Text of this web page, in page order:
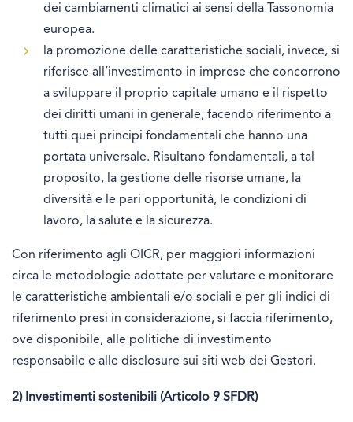
dei cambiamenti climatici ai sensi della Tassonomia
europea.
la promozione delle caratteristiche sociali, invece, si
riferisce all’investimento in imprese che concorrono
a sviluppare il proprio capitale umano e il rispetto
dei diritti umani in generale, facendo riferimento a
tutti quei principi fondamentali che hanno una
portata universale. Risultano fondamentali, a tal
proposito, la gestione delle risorse umane, la
diversità e le pari opportunità, le condizioni di
lavoro, la salute e la sicurezza.
Con riferimento agli OICR, per maggiori informazioni
circa le metodologie adottate per valutare e monitorare
le caratteristiche ambientali e/o sociali e per gli indici di
riferimento presi in considerazione, si faccia riferimento,
ove disponibile, alle politiche di investimento
responsabile e alle disclosure sui siti web dei Gestori.
2) Investimenti sostenibili (Articolo 9 SFDR)